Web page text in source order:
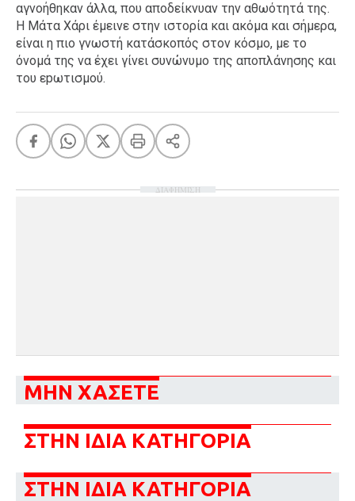
αγνοήθηκαν άλλα, που αποδείκνυαν την αθωότητά της.
Η Μάτα Χάρι έμεινε στην ιστορία και ακόμα και σήμερα,
είναι η πιο γνωστή κατάσκοπός στον κόσμο, με το
όνομά της να έχει γίνει συνώνυμο της αποπλάνησης και
του εpωτισμού.
ΔΙΑΦΗΜΙΣΗ
ΜΗΝ ΧΑΣΕΤΕ
ΣΤΗΝ ΙΔΙΑ ΚΑΤΗΓΟΡΙΑ
ΣΤΗΝ ΙΔΙΑ ΚΑΤΗΓΟΡΙΑ